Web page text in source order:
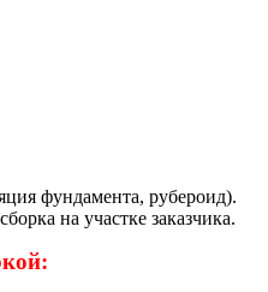
фундамента, рубероид).
на участке заказчика.